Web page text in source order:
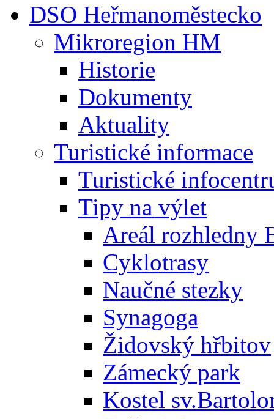
DSO Heřmanoměstecko
Mikroregion HM
Historie
Dokumenty
Aktuality
Turistické informace
Turistické
Tipy na výlet
Areál rozhledny
Cyklotrasy
Naučné stezky
Synagoga
Židovský hřbitov
Zámecký park
Kostel